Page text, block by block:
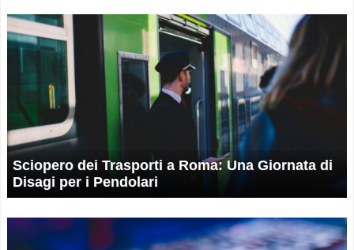
Sciopero dei Trasporti a Roma: Una Giornata di
Disagi per i Pendolari